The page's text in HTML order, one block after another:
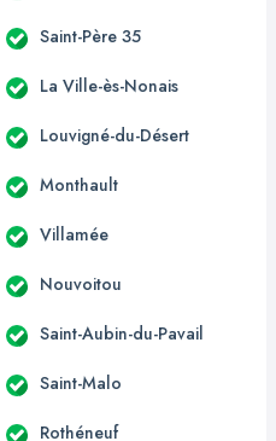
Saint-Père 35
La Ville-ès-Nonais
Louvigné-du-Désert
Monthault
Villamée
Nouvoitou
Saint-Aubin-du-Pavail
Saint-Malo
Rothéneuf